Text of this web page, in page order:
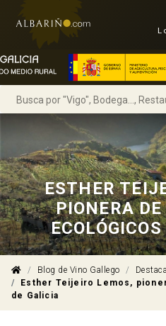
ESTHER
PIONERA
Blog de Vino Gallego
Esther Teijeiro Lemos,
de Galicia